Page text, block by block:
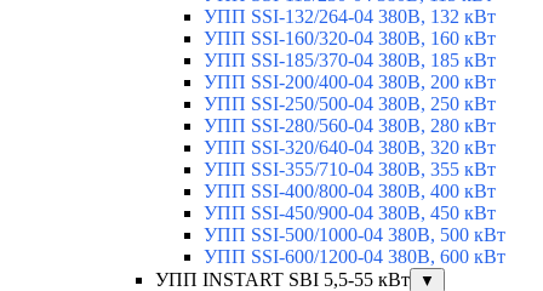
УПП SSI-132/264-04 380В, 132 кВт
УПП SSI-160/320-04 380В, 160 кВт
УПП SSI-185/370-04 380В, 185 кВт
УПП SSI-200/400-04 380В, 200 кВт
УПП SSI-250/500-04 380В, 250 кВт
УПП SSI-280/560-04 380В, 280 кВт
УПП SSI-320/640-04 380В, 320 кВт
УПП SSI-355/710-04 380В, 355 кВт
УПП SSI-400/800-04 380В, 400 кВт
УПП SSI-450/900-04 380В, 450 кВт
УПП SSI-500/1000-04 380В, 500 кВт
УПП SSI-600/1200-04 380В, 600 кВт
УПП INSTART SBI 5,5-55 кВт
▼